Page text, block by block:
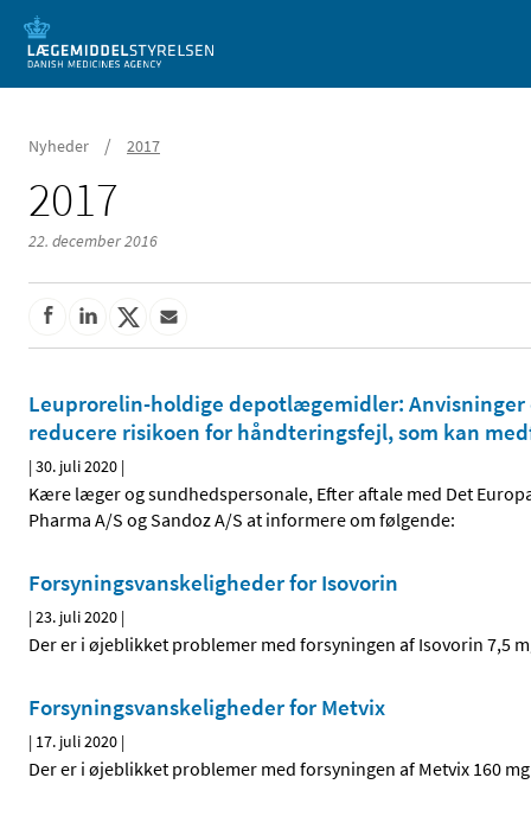
Mobil visning
Nyheder / 2017
2017
22. december 2016
Leuprorelin-holdige depotlægemidler:
reducere risikoen for håndteringsfejl, som kan
|30. juli 2020 |
Kære læger og sundhedspersonale, Efter aftale med Det
Pharma A/S og Sandoz A/S at informere om følgende:
Forsyningsvanskeligheder for Isovorin
|23. juli 2020 |
Der er i øjeblikket problemer med forsyningen af Isovorin 7,5
Forsyningsvanskeligheder for Metvix
| 17. juli 2020 |
Der er i øjeblikket problemer med forsyningen af Metvix 160